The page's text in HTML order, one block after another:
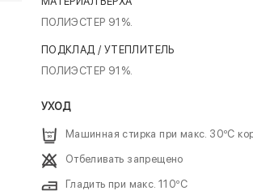
ПОЛИЭСТЕР 91%.
ПОДКЛАД / УТЕПЛИТЕЛЬ
ПОЛИЭСТЕР 91%.
УХОД
Машинная стирка при макс. 30ºC
Отбеливать запрещено
Гладить при макс. 110ºC